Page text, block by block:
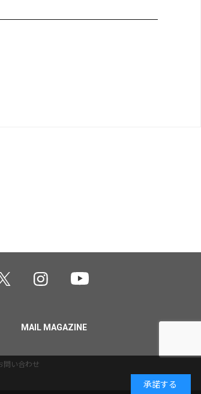
MAIL MAGAZINE
問い合わせ
承諾する